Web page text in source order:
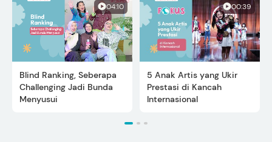
04:10
Blind Ranking, Seberapa
Challenging Jadi Bunda
Menyusui
00:39
5 Anak Artis yang Ukir
Prestasi di Kancah
Internasional